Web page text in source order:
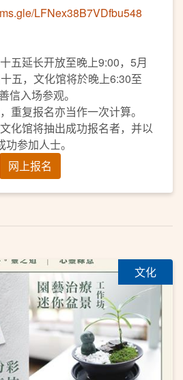
LFNex38B7VDfbu548
五延长开放至晚上9:00，5月
五，文化馆将於晚上6:30至
信入场参观。
重复报名亦当作一次计算。
化馆将抽出成功报名者，并以
参加人士。
网上报名
文化